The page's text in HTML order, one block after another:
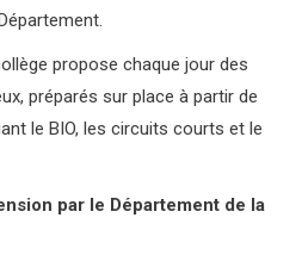
propose chaque jour des
préparés sur place à partir de
le BIO, les circuits courts et le
par le Département de la